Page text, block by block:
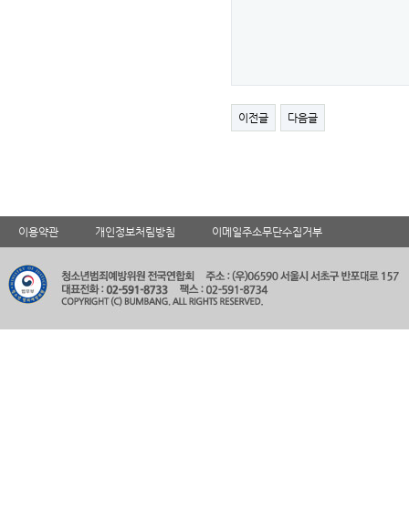
이전글 다음글
이용약관 개인정보처림방침 이메일주소무단수집거부